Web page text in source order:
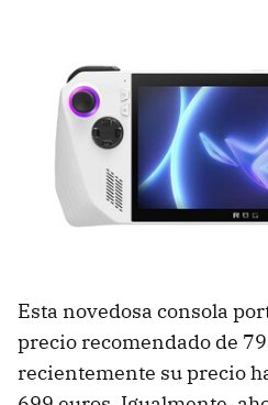
Esta novedosa consola
precio recomendado de
recientemente su precio